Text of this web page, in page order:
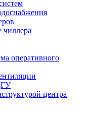
чиллера
оперативного
центра